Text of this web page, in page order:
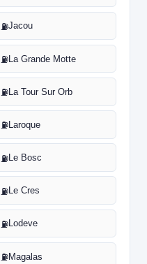
⛽Jacou
⛽La Grande Motte
⛽La Tour Sur Orb
⛽Laroque
⛽Le Bosc
⛽Le Cres
⛽Lodeve
⛽Magalas